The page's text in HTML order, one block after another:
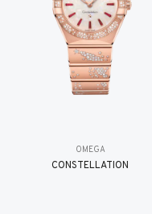
OMEGA
CONSTELLATION